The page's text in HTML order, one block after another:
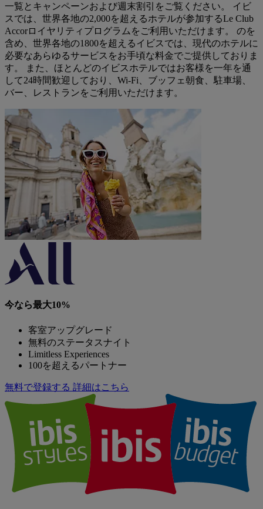
一覧とキャンペーンおよび週末割引をご覧ください。 イビ
スでは、世界各地の2,000を超えるホテルが参加するLe Club
Accorロイヤリティプログラムをご利用いただけます。 のを
含め、世界各地の1800を超えるイビスでは、現代のホテルに
必要なあらゆるサービスをお手頃な料金でご提供しておりま
す。 また、ほとんどのイビスホテルではお客様を一年を通
して24時間歓迎しており、Wi-Fi、ブッフェ朝食、駐車場、
バー、レストランをご利用いただけます。
今なら最大10%
客室アップグレード
無料のステータスナイト
Limitless Experiences
100を超えるパートナー
無料で登録する 詳細はこちら